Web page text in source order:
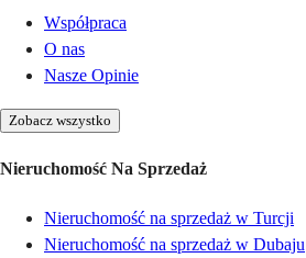
Współpraca
O nas
Nasze Opinie
Zobacz wszystko
Nieruchomość Na Sprzedaż
Nieruchomość na sprzedaż w Turcji
Nieruchomość na sprzedaż w Dubaju